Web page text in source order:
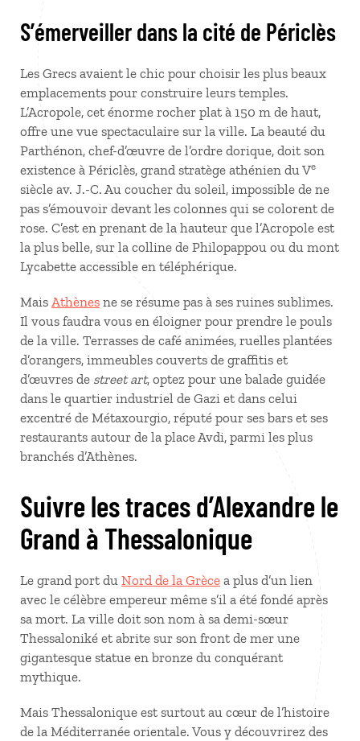
S’émerveiller dans la cité de Périclès
Les Grecs avaient le chic pour choisir les plus beaux
emplacements pour construire leurs temples.
L’Acropole, cet énorme rocher plat à 150 m de haut,
offre une vue spectaculaire sur la ville. La beauté du
Parthénon, chef-d’œuvre de l’ordre dorique, doit son
existence à Périclès, grand stratège athénien du Ve
siècle av. J.-C. Au coucher du soleil, impossible de ne
pas s’émouvoir devant les colonnes qui se colorent de
rose. C’est en prenant de la hauteur que l’Acropole est
la plus belle, sur la colline de Philopappou ou du mont
Lycabette accessible en téléphérique.
Mais Athènes ne se résume pas à ses ruines sublimes.
Il vous faudra vous en éloigner pour prendre le pouls
de la ville. Terrasses de café animées, ruelles plantées
d’orangers, immeubles couverts de graffitis et
d’œuvres de street art, optez pour une balade guidée
dans le quartier industriel de Gazi et dans celui
excentré de Métaxourgio, réputé pour ses bars et ses
restaurants autour de la place Avdi, parmi les plus
branchés d’Athènes.
Suivre les traces d’Alexandre le
Grand à Thessalonique
Le grand port du Nord de la Grèce a plus d’un lien
avec le célèbre empereur même s’il a été fondé après
sa mort. La ville doit son nom à sa demi-sœur
Thessaloniké et abrite sur son front de mer une
gigantesque statue en bronze du conquérant
mythique.
Mais Thessalonique est surtout au cœur de l’histoire
de la Méditerranée orientale. Vous y découvrirez des